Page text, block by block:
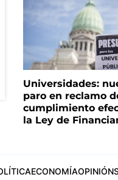
Universidades:
paro en reclamo
cumplimiento
la Ley de
ECONOMÍAOPINIÓN